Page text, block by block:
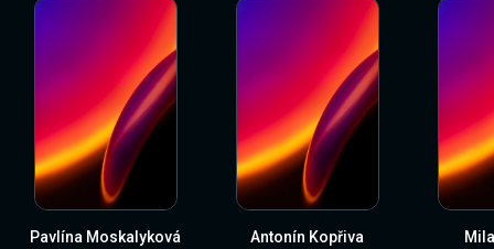
Pavlína Moskalyková Antonín Kopřiva